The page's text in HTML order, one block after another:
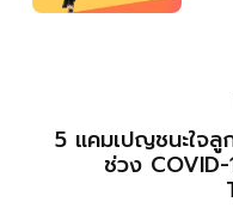
5 แคมเปญชนะใจลู
ช่วง